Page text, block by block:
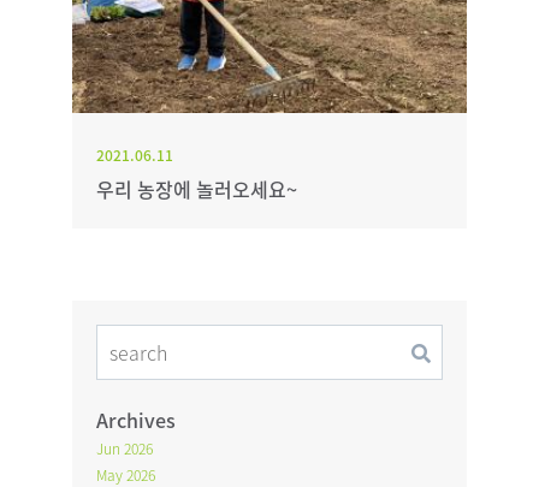
2021.06.11
우리 농장에 놀러오세요~
Archives
Jun 2026
May 2026